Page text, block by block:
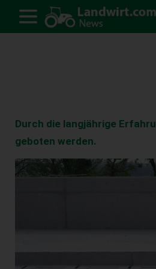
Durch die langjährige
geboten werden.